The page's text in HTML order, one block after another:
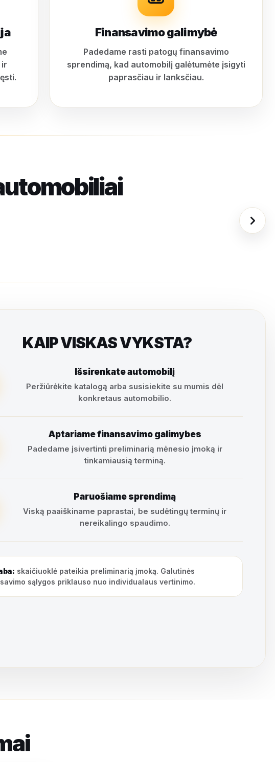
Finansavimo galimybė
Padedame rasti patogų finansavimo
sprendimą, kad automobilį galėtumėte įsigyti
paprasčiau ir lanksčiau.
Eur, bendra vartojimo kredito kainos metinė norma – 14,44%.
KAIP VISKAS VYKSTA?
Išsirenkate automobilį
Peržiūrėkite katalogą arba susisiekite su mumis dėl
konkretaus automobilio.
Aptariame finansavimo galimybes
Padedame įsivertinti preliminarią mėnesio įmoką ir
tinkamiausią terminą.
Paruošiame sprendimą
Viską paaiškiname paprastai, be sudėtingų terminų ir
nereikalingo spaudimo.
skaičiuoklė pateikia preliminarią įmoką. Galutinės
sąlygos priklauso nuo individualaus vertinimo.